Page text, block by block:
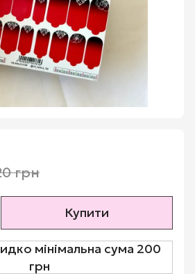
грн
Купити
мінімальна сума 200
грн